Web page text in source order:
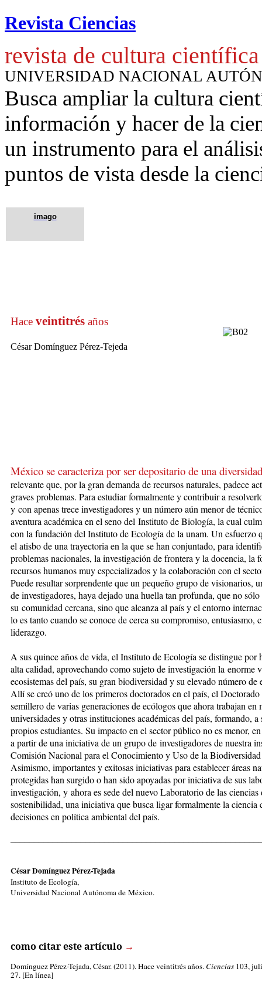
Revista Ciencias
revista de cultura científica
UNIVERSIDAD NACIONAL
Busca ampliar la cultura
información y hacer de la
un instrumento para el
puntos de vista desde la
imago
Hace veintitrés años
César Domínguez Pérez-Tejeda
México se caracteriza por ser depositario de una diversidad
relevante que, por la gran demanda de recursos naturales, padece
graves problemas. Para estudiar formalmente y contribuir a
y con apenas trece investigadores y un número aún menor de
aventura académica en el seno del Instituto de Biología, la cual
con la fundación del Instituto de Ecología de la unam. Un esfuerzo
el atisbo de una trayectoria en la que se han conjuntado, para
problemas nacionales, la investigación de frontera y la docencia, la
recursos humanos muy especializados y la colaboración con el
Puede resultar sorprendente que un pequeño grupo de visionarios,
de investigadores, haya dejado una huella tan profunda, que no sólo
su comunidad cercana, sino que alcanza al país y el entorno
lo es tanto cuando se conoce de cerca su compromiso, entusiasmo,
liderazgo.
A sus quince años de vida, el Instituto de Ecología se distingue por
alta calidad, aprovechando como sujeto de investigación la enorme
ecosistemas del país, su gran biodiversidad y su elevado número de
Allí se creó uno de los primeros doctorados en el país, el
semillero de varias generaciones de ecólogos que ahora trabajan en
universidades y otras instituciones académicas del país, formando, a
propios estudiantes. Su impacto en el sector público no es menor,
a partir de una iniciativa de un grupo de investigadores de nuestra
Comisión Nacional para el Conocimiento y Uso de la
Asimismo, importantes y exitosas iniciativas para establecer áreas
protegidas han surgido o han sido apoyadas por iniciativa de sus
investigación, y ahora es sede del nuevo Laboratorio de las ciencias
sostenibilidad, una iniciativa que busca ligar formalmente la ciencia
decisiones en política ambiental del país.
César Domínguez Pérez-Tejada
Instituto de Ecología,
Universidad Nacional Autónoma de México.
como citar este artículo →
Domínguez Pérez-Tejada, César.(2011). Hace veintitrés años. Ciencias 103,
27. [En línea]